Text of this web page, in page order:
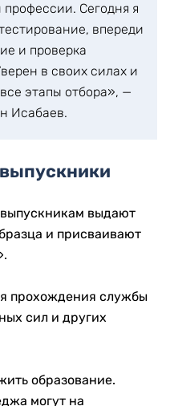
Сегодня я
впереди
и проверка
в своих силах и
этапы отбора», —
Исабаев.
выдают
и присваивают
прохождения службы
сил и других
образование.
могут на